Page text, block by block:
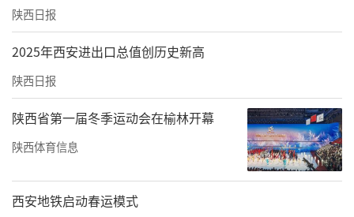
陕西日报
2025年西安进出口总值创历史新高
陕西日报
陕西省第一届冬季运动会在榆林开幕
陕西体育信息
西安地铁启动春运模式